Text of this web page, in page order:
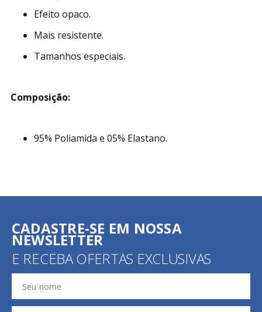
Efeito opaco.
Mais resistente.
Tamanhos especiais.
Composição:
95% Poliamida e 05% Elastano.
CADASTRE-SE EM NOSSA
NEWSLETTER
E RECEBA OFERTAS EXCLUSIVAS